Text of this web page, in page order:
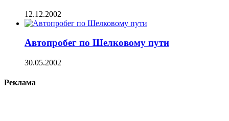
12.12.2002
Автопробег по Шелковому пути
30.05.2002
Реклама